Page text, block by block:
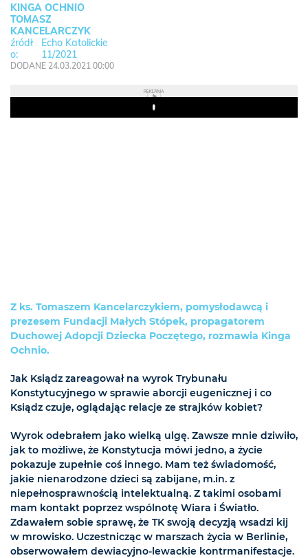
KINGA OCHNIO
TOMASZ
KANCELARCZYK
Echo Katolickie
11/2021
DODANE 24.03.2021 00:00
REKLAMA
Play
Z ks. Tomaszem Kancelarczykiem, pomysłodawcą i
prezesem Fundacji Małych Stópek, propagatorem
Duchowej Adopcji Dziecka Poczętego, rozmawia Kinga
Ochnio.
Jak Ksiądz zareagował na wyrok Trybunału
Konstytucyjnego w sprawie aborcji eugenicznej i co
Ksiądz czuje, oglądając relacje ze strajków kobiet?
Wyrok odebrałem jako wielką ulgę. Zawsze mnie dziwiło,
jak to możliwe, że Konstytucja mówi jedno, a życie
pokazuje zupełnie coś innego. Mam też świadomość,
jakie nienarodzone dzieci są zabijane, m.in. z
niepełnosprawnością intelektualną. Z takimi osobami
mam kontakt poprzez wspólnotę Wiara i Światło.
Zdawałem sobie sprawę, że TK swoją decyzją wsadzi kij
w mrowisko. Uczestnicząc w marszach życia w Berlinie,
obserwowałem dewiacyjno-lewackie kontrmanifestacje.